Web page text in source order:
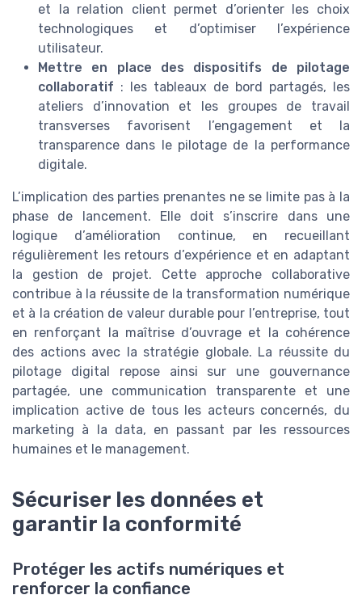
et la relation client permet d’orienter les choix
technologiques et d’optimiser l’expérience
utilisateur.
Mettre en place des dispositifs de pilotage
collaboratif : les tableaux de bord partagés, les
ateliers d’innovation et les groupes de travail
transverses favorisent l’engagement et la
transparence dans le pilotage de la performance
digitale.
L’implication des parties prenantes ne se limite pas à la
phase de lancement. Elle doit s’inscrire dans une
logique d’amélioration continue, en recueillant
régulièrement les retours d’expérience et en adaptant
la gestion de projet. Cette approche collaborative
contribue à la réussite de la transformation numérique
et à la création de valeur durable pour l’entreprise, tout
en renforçant la maîtrise d’ouvrage et la cohérence
des actions avec la stratégie globale. La réussite du
pilotage digital repose ainsi sur une gouvernance
partagée, une communication transparente et une
implication active de tous les acteurs concernés, du
marketing à la data, en passant par les ressources
humaines et le management.
Sécuriser les données et
garantir la conformité
Protéger les actifs numériques et
renforcer la confiance